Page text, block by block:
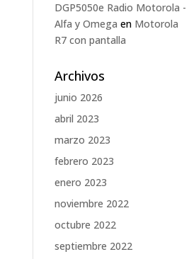
DGP5050e Radio Motorola -
Alfa y Omega en Motorola
R7 con pantalla
Archivos
junio 2026
abril 2023
marzo 2023
febrero 2023
enero 2023
noviembre 2022
octubre 2022
septiembre 2022